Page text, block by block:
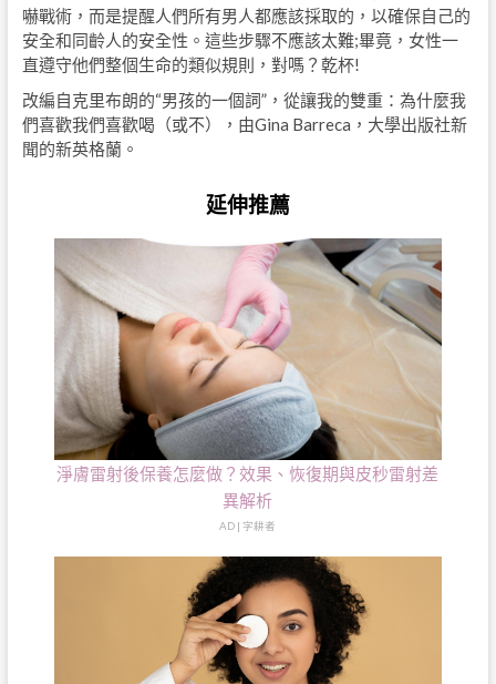
嚇戰術，而是提醒人們所有男人都應該採取的，以確保自己的
安全和同齡人的安全性。這些步驟不應該太難;畢竟，女性一
直遵守他們整個生命的類似規則，對嗎？乾杯!
改編自克里布朗的“男孩的一個詞”，從讓我的雙重：為什麼我
們喜歡我們喜歡喝（或不），由Gina Barreca，大學出版社新
聞的新英格蘭。
延伸推薦
淨膚雷射後保養怎麼做？效果、恢復期與皮秒雷射差
異解析
AD | 字耕者